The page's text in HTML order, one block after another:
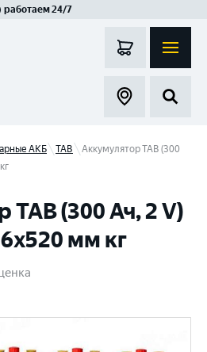
работаем 24/7
АКБ TAB
Аккумулятор TAB (300
(300 Ач, 2 V)
мм кг